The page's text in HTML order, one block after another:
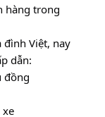
hàng trong
đình Việt, nay
dẫn:
đồng
xe